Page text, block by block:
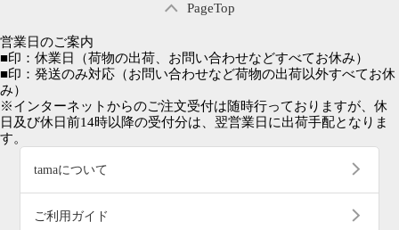
PageTop
営業日のご案内
■印：休業日
（荷物の出荷、お問い合わせなどすべてお休み）
■印：発送のみ対応 （お問い合わせなど荷物の出荷以外すべてお休
み）
※インターネットからのご注文受付は随時行っておりますが、休
日及び休日前14時以降の受付分は、翌営業日に出荷手配となりま
す。
tamaについて
ご利用ガイド